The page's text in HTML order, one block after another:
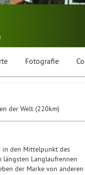
Fotografie
der Welt (220km)
in den Mittelpunkt des
längsten Langlaufrennen
der Marke von anderen